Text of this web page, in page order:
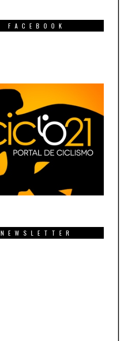
FACEBOOK
NEWSLETTER